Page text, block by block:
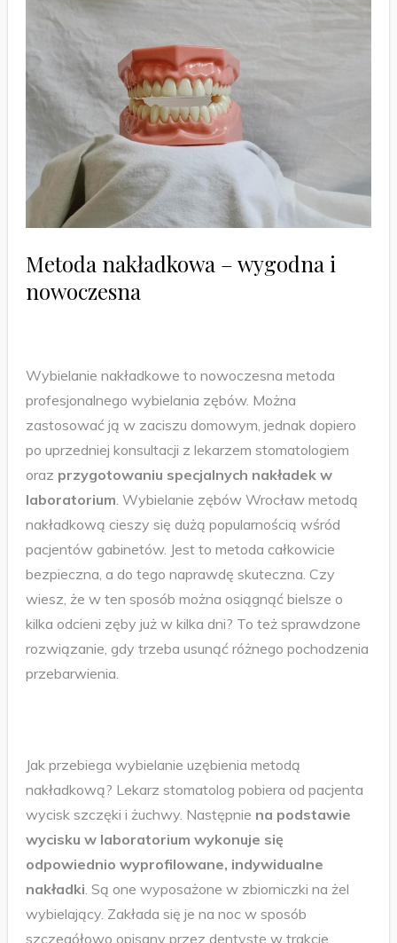
Metoda nakładkowa – wygodna i
nowoczesna
Wybielanie nakładkowe to nowoczesna metoda
profesjonalnego wybielania zębów. Można
zastosować ją w zaciszu domowym, jednak dopiero
po uprzedniej konsultacji z lekarzem stomatologiem
oraz przygotowaniu specjalnych nakładek w
laboratorium. Wybielanie zębów Wrocław metodą
nakładkową cieszy się dużą popularnością wśród
pacjentów gabinetów. Jest to metoda całkowicie
bezpieczna, a do tego naprawdę skuteczna. Czy
wiesz, że w ten sposób można osiągnąć bielsze o
kilka odcieni zęby już w kilka dni? To też sprawdzone
rozwiązanie, gdy trzeba usunąć różnego pochodzenia
przebarwienia.
Jak przebiega wybielanie uzębienia metodą
nakładkową? Lekarz stomatolog pobiera od pacjenta
wycisk szczęki i żuchwy. Następnie na podstawie
wycisku w laboratorium wykonuje się
odpowiednio wyprofilowane, indywidualne
nakładki. Są one wyposażone w zbiorniczki na żel
wybielający. Zakłada się je na noc w sposób
szczegółowo opisany przez dentystę w trakcie